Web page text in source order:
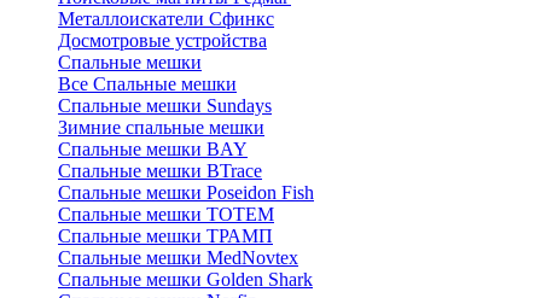
Металлоискатели Сфинкс
Досмотровые устройства
Спальные мешки
Все Спальные мешки
Спальные мешки Sundays
Зимние спальные мешки
Спальные мешки BAY
Спальные мешки BTrace
Спальные мешки Poseidon Fish
Спальные мешки ТОТЕМ
Спальные мешки ТРАМП
Cпальные мешки MedNovtex
Спальные мешки Golden Shark